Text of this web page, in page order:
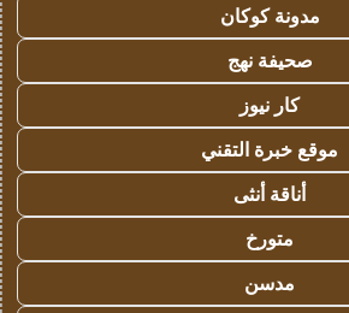
مدونة كوكان
صحيفة نهج
كار نيوز
موقع خبرة التقني
أناقة أنثى
متورخ
مدسن